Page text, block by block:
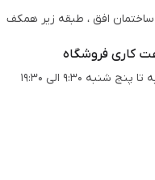
ساختمان افق ، طبقه زیر همکف
کاری فروشگاه
پنج شنبه 9:30 الی 19:30